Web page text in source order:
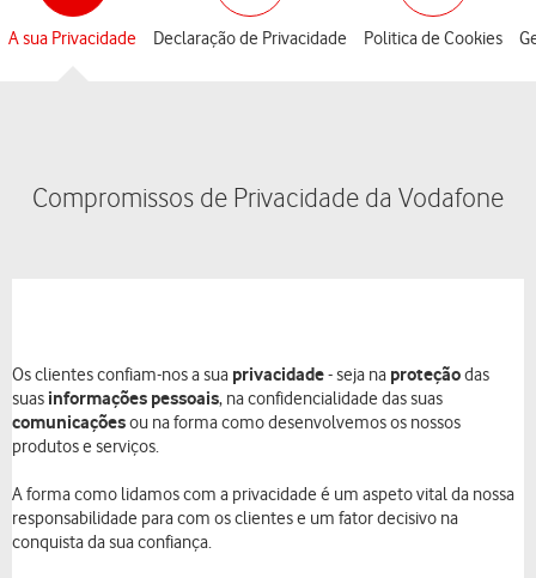
A sua Privacidade Declaração de Privacidade Politica de Cookies
Compromissos de Privacidade da Vodafone
Os clientes confiam-nos a sua privacidade- seja na proteçãodas
suas informações pessoais, na confidencialidade das suas
comunicaçõesou na forma como desenvolvemos os nossos
produtos e serviços.
A forma como lidamos com a privacidade é um aspeto vital da nossa
responsabilidade para com os clientes e um fator decisivo na
conquista da sua confiança.